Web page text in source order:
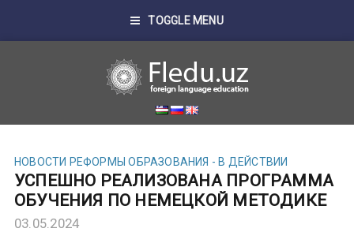
TOGGLE MENU
НОВОСТИ РЕФОРМЫ ОБРАЗОВАНИЯ - В ДЕЙСТВИИ
УСПЕШНО РЕАЛИЗОВАНА ПРОГРАММА
ОБУЧЕНИЯ ПО НЕМЕЦКОЙ МЕТОДИКЕ
03.05.2024